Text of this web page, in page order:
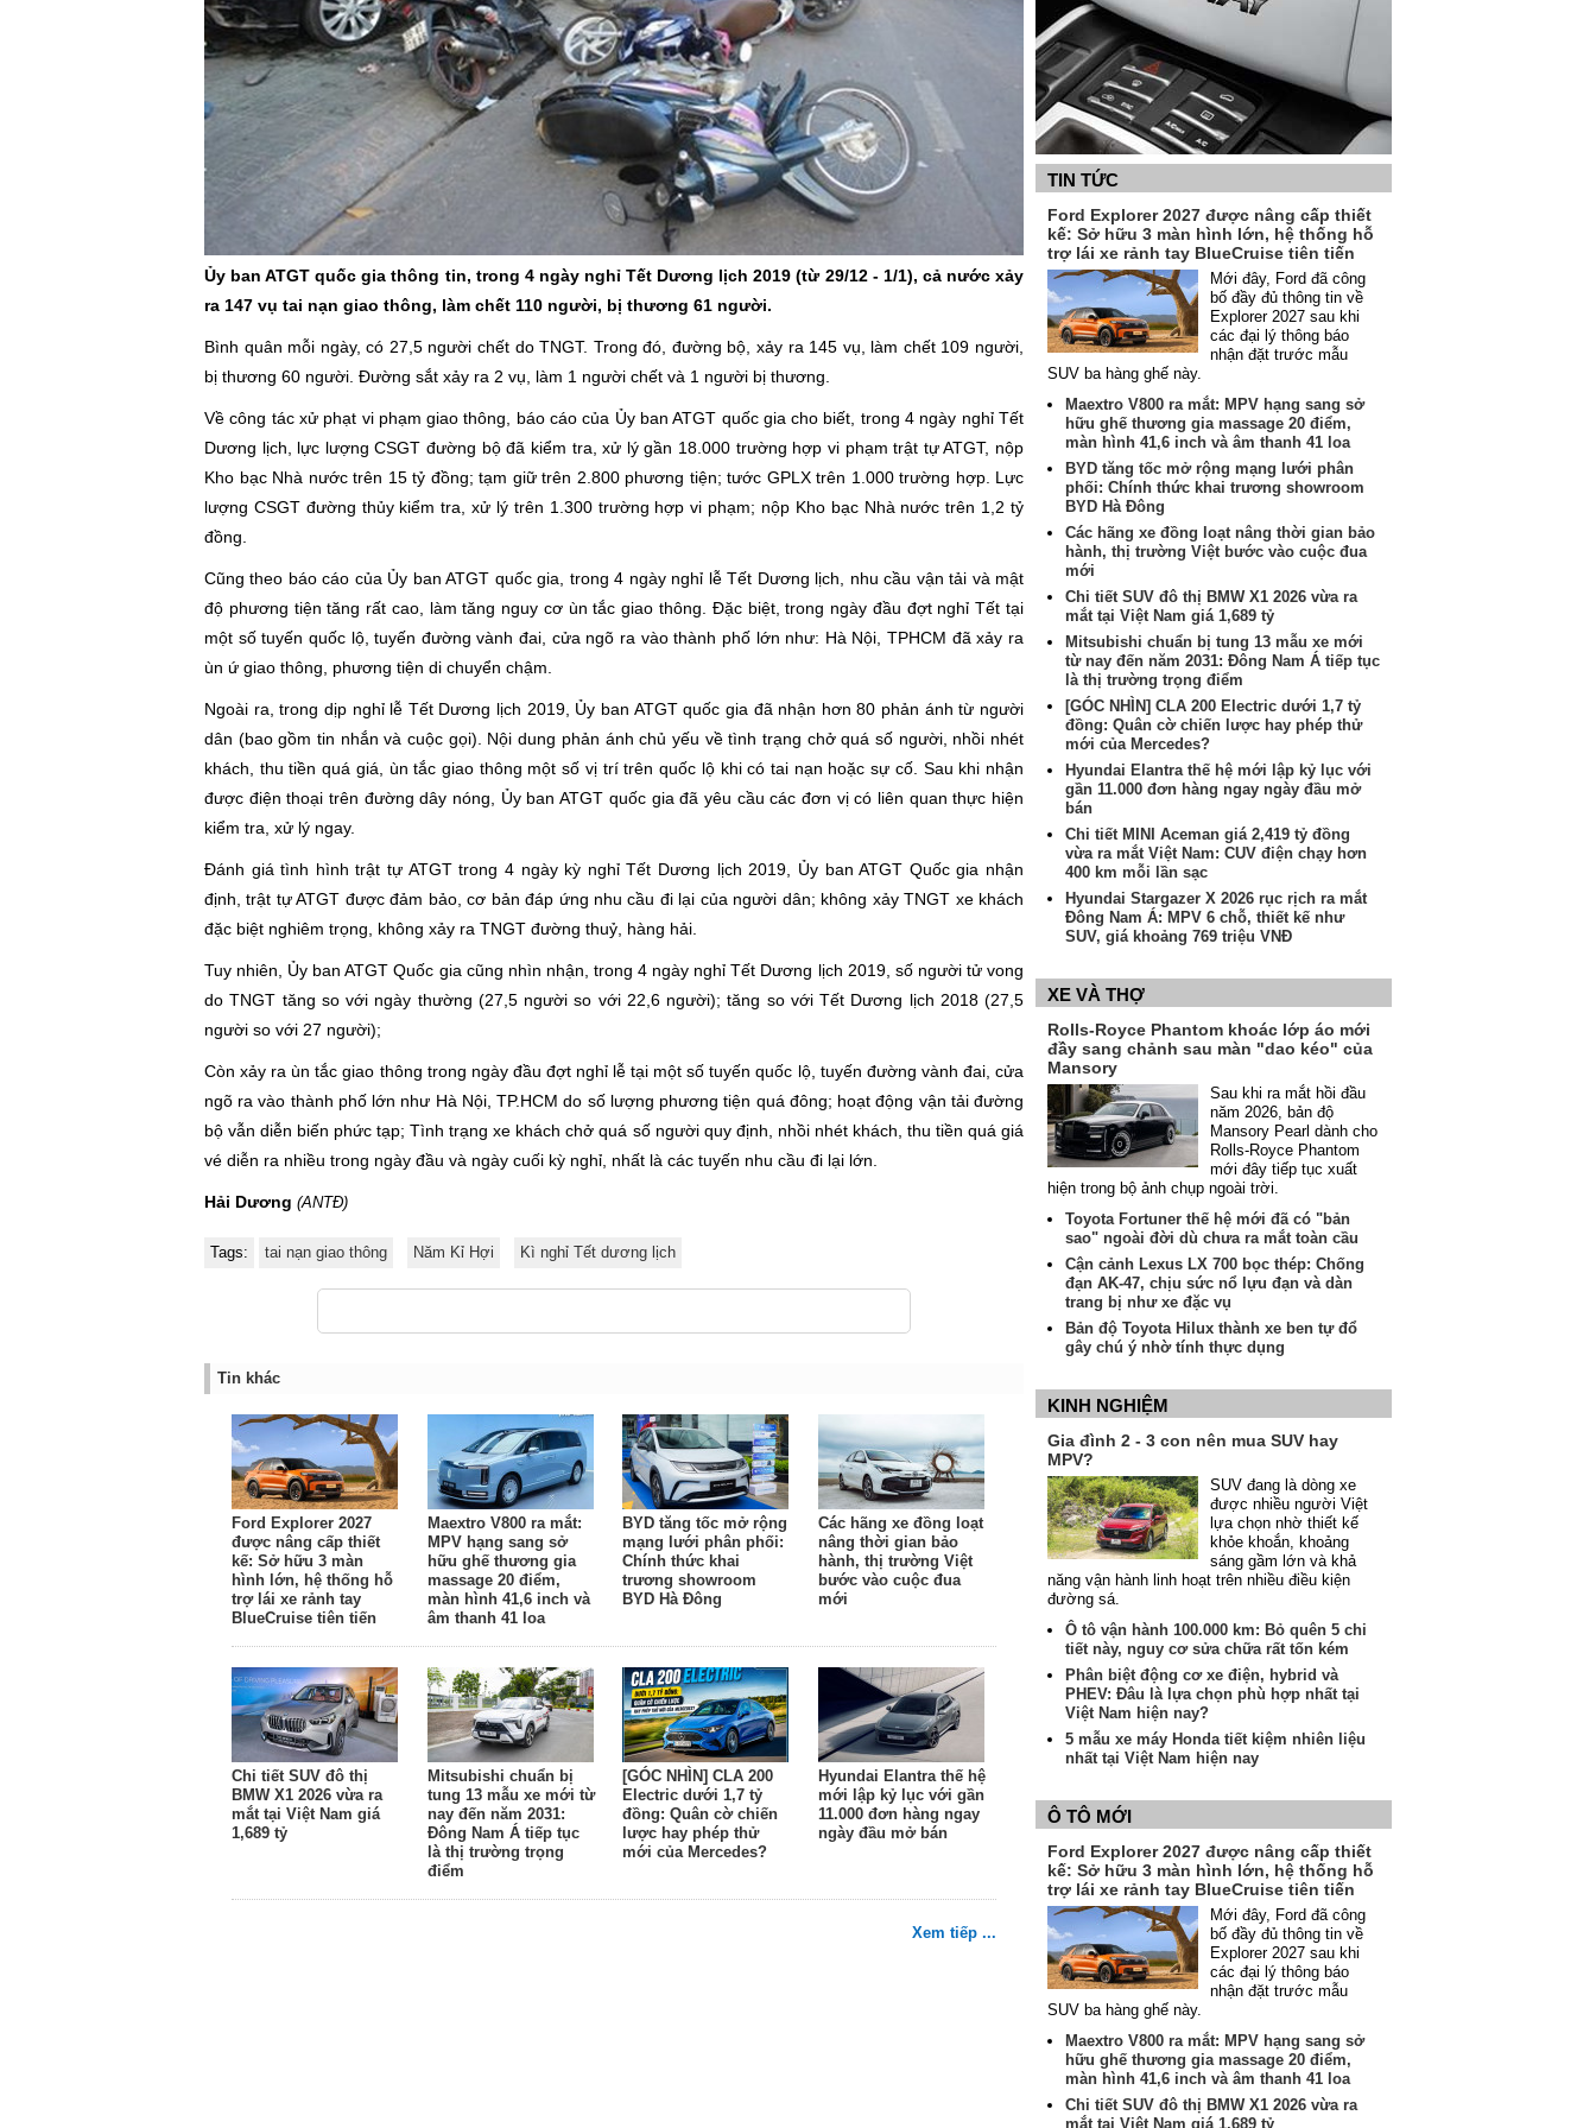
Ủy ban ATGT quốc gia thông tin, trong 4 ngày nghỉ Tết Dương lịch 2019 (từ 29/12 - 1/1), cả nước xảy
ra 147 vụ tai nạn giao thông, làm chết 110 người, bị thương 61 người.
Bình quân mỗi ngày, có 27,5 người chết do TNGT. Trong đó, đường bộ, xảy ra 145 vụ, làm chết 109 người,
bị thương 60 người. Đường sắt xảy ra 2 vụ, làm 1 người chết và 1 người bị thương.
Về công tác xử phạt vi phạm giao thông, báo cáo của Ủy ban ATGT quốc gia cho biết, trong 4 ngày nghỉ Tết
Dương lịch, lực lượng CSGT đường bộ đã kiểm tra, xử lý gần 18.000 trường hợp vi phạm trật tự ATGT, nộp
Kho bạc Nhà nước trên 15 tỷ đồng; tạm giữ trên 2.800 phương tiện; tước GPLX trên 1.000 trường hợp. Lực
lượng CSGT đường thủy kiểm tra, xử lý trên 1.300 trường hợp vi phạm; nộp Kho bạc Nhà nước trên 1,2 tỷ
đồng.
Cũng theo báo cáo của Ủy ban ATGT quốc gia, trong 4 ngày nghỉ lễ Tết Dương lịch, nhu cầu vận tải và mật
độ phương tiện tăng rất cao, làm tăng nguy cơ ùn tắc giao thông. Đặc biệt, trong ngày đầu đợt nghỉ Tết tại
một số tuyến quốc lộ, tuyến đường vành đai, cửa ngõ ra vào thành phố lớn như: Hà Nội, TPHCM đã xảy ra
ùn ứ giao thông, phương tiện di chuyển chậm.
Ngoài ra, trong dịp nghỉ lễ Tết Dương lịch 2019, Ủy ban ATGT quốc gia đã nhận hơn 80 phản ánh từ người
dân (bao gồm tin nhắn và cuộc gọi). Nội dung phản ánh chủ yếu về tình trạng chở quá số người, nhồi nhét
khách, thu tiền quá giá, ùn tắc giao thông một số vị trí trên quốc lộ khi có tai nạn hoặc sự cố. Sau khi nhận
được điện thoại trên đường dây nóng, Ủy ban ATGT quốc gia đã yêu cầu các đơn vị có liên quan thực hiện
kiểm tra, xử lý ngay.
Đánh giá tình hình trật tự ATGT trong 4 ngày kỳ nghỉ Tết Dương lịch 2019, Ủy ban ATGT Quốc gia nhận
định, trật tự ATGT được đảm bảo, cơ bản đáp ứng nhu cầu đi lại của người dân; không xảy TNGT xe khách
đặc biệt nghiêm trọng, không xảy ra TNGT đường thuỷ, hàng hải.
Tuy nhiên, Ủy ban ATGT Quốc gia cũng nhìn nhận, trong 4 ngày nghỉ Tết Dương lịch 2019, số người tử vong
do TNGT tăng so với ngày thường (27,5 người so với 22,6 người); tăng so với Tết Dương lịch 2018 (27,5
người so với 27 người);
Còn xảy ra ùn tắc giao thông trong ngày đầu đợt nghỉ lễ tại một số tuyến quốc lộ, tuyến đường vành đai, cửa
ngõ ra vào thành phố lớn như Hà Nội, TP.HCM do số lượng phương tiện quá đông; hoạt động vận tải đường
bộ vẫn diễn biến phức tạp; Tình trạng xe khách chở quá số người quy định, nhồi nhét khách, thu tiền quá giá
vé diễn ra nhiều trong ngày đầu và ngày cuối kỳ nghỉ, nhất là các tuyến nhu cầu đi lại lớn.
Hải Dương (ANTĐ)
Tags: tai nạn giao thông Năm Kỉ Hợi Kì nghỉ Tết dương lịch
Tin khác
Ford Explorer 2027
được nâng cấp thiết
kế: Sở hữu 3 màn
hình lớn, hệ thống hỗ
trợ lái xe rảnh tay
BlueCruise tiên tiến
Maextro V800 ra mắt:
MPV hạng sang sở
hữu ghế thương gia
massage 20 điểm,
màn hình 41,6 inch và
âm thanh 41 loa
BYD tăng tốc mở rộng
mạng lưới phân phối:
Chính thức khai
trương showroom
BYD Hà Đông
Các hãng xe đồng loạt
nâng thời gian bảo
hành, thị trường Việt
bước vào cuộc đua
mới
Chi tiết SUV đô thị
BMW X1 2026 vừa ra
mắt tại Việt Nam giá
1,689 tỷ
Mitsubishi chuẩn bị
tung 13 mẫu xe mới từ
nay đến năm 2031:
Đông Nam Á tiếp tục
là thị trường trọng
điểm
[GÓC NHÌN] CLA 200
Electric dưới 1,7 tỷ
đồng: Quân cờ chiến
lược hay phép thử
mới của Mercedes?
Hyundai Elantra thế hệ
mới lập kỷ lục với gần
11.000 đơn hàng ngay
ngày đầu mở bán
Xem tiếp ...
TIN TỨC
Ford Explorer 2027 được nâng cấp thiết
kế: Sở hữu 3 màn hình lớn, hệ thống hỗ
trợ lái xe rảnh tay BlueCruise tiên tiến
Mới đây, Ford đã công
bố đầy đủ thông tin về
Explorer 2027 sau khi
các đại lý thông báo
nhận đặt trước mẫu
SUV ba hàng ghế này.
Maextro V800 ra mắt: MPV hạng sang sở
hữu ghế thương gia massage 20 điểm,
màn hình 41,6 inch và âm thanh 41 loa
BYD tăng tốc mở rộng mạng lưới phân
phối: Chính thức khai trương showroom
BYD Hà Đông
Các hãng xe đồng loạt nâng thời gian bảo
hành, thị trường Việt bước vào cuộc đua
mới
Chi tiết SUV đô thị BMW X1 2026 vừa ra
mắt tại Việt Nam giá 1,689 tỷ
Mitsubishi chuẩn bị tung 13 mẫu xe mới
từ nay đến năm 2031: Đông Nam Á tiếp tục
là thị trường trọng điểm
[GÓC NHÌN] CLA 200 Electric dưới 1,7 tỷ
đồng: Quân cờ chiến lược hay phép thử
mới của Mercedes?
Hyundai Elantra thế hệ mới lập kỷ lục với
gần 11.000 đơn hàng ngay ngày đầu mở
bán
Chi tiết MINI Aceman giá 2,419 tỷ đồng
vừa ra mắt Việt Nam: CUV điện chạy hơn
400 km mỗi lần sạc
Hyundai Stargazer X 2026 rục rịch ra mắt
Đông Nam Á: MPV 6 chỗ, thiết kế như
SUV, giá khoảng 769 triệu VNĐ
XE VÀ THỢ
Rolls-Royce Phantom khoác lớp áo mới
đầy sang chảnh sau màn "dao kéo" của
Mansory
Sau khi ra mắt hồi đầu
năm 2026, bản độ
Mansory Pearl dành cho
Rolls-Royce Phantom
mới đây tiếp tục xuất
hiện trong bộ ảnh chụp ngoài trời.
Toyota Fortuner thế hệ mới đã có "bản
sao" ngoài đời dù chưa ra mắt toàn cầu
Cận cảnh Lexus LX 700 bọc thép: Chống
đạn AK-47, chịu sức nổ lựu đạn và dàn
trang bị như xe đặc vụ
Bản độ Toyota Hilux thành xe ben tự đổ
gây chú ý nhờ tính thực dụng
KINH NGHIỆM
Gia đình 2 - 3 con nên mua SUV hay
MPV?
SUV đang là dòng xe
được nhiều người Việt
lựa chọn nhờ thiết kế
khỏe khoắn, khoảng
sáng gầm lớn và khả
năng vận hành linh hoạt trên nhiều điều kiện
đường sá.
Ô tô vận hành 100.000 km: Bỏ quên 5 chi
tiết này, nguy cơ sửa chữa rất tốn kém
Phân biệt động cơ xe điện, hybrid và
PHEV: Đâu là lựa chọn phù hợp nhất tại
Việt Nam hiện nay?
5 mẫu xe máy Honda tiết kiệm nhiên liệu
nhất tại Việt Nam hiện nay
Ô TÔ MỚI
Ford Explorer 2027 được nâng cấp thiết
kế: Sở hữu 3 màn hình lớn, hệ thống hỗ
trợ lái xe rảnh tay BlueCruise tiên tiến
Mới đây, Ford đã công
bố đầy đủ thông tin về
Explorer 2027 sau khi
các đại lý thông báo
nhận đặt trước mẫu
SUV ba hàng ghế này.
Maextro V800 ra mắt: MPV hạng sang sở
hữu ghế thương gia massage 20 điểm,
màn hình 41,6 inch và âm thanh 41 loa
Chi tiết SUV đô thị BMW X1 2026 vừa ra
mắt tại Việt Nam giá 1,689 tỷ